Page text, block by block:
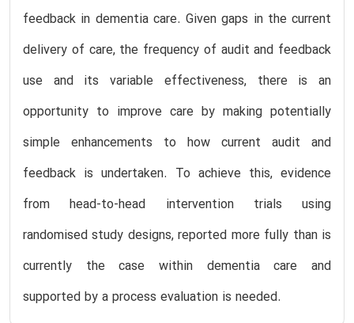
feedback in dementia care. Given gaps in the current
delivery of care, the frequency of audit and feedback
use and its variable effectiveness, there is an
opportunity to improve care by making potentially
simple enhancements to how current audit and
feedback is undertaken. To achieve this, evidence
from head-to-head intervention trials using
randomised study designs, reported more fully than is
currently the case within dementia care and
supported by a process evaluation is needed.